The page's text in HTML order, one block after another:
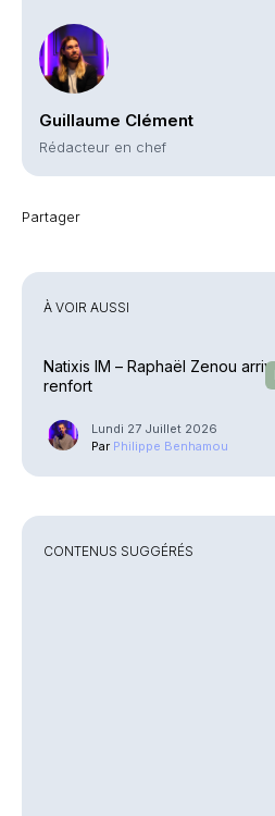
Guillaume Clément
Rédacteur en chef
Partager
À VOIR AUSSI
Natixis IM – Raphaël Zenou
renfort
Lundi 27 Juillet 2026
Par Philippe Benhamou
CONTENUS SUGGÉRÉS